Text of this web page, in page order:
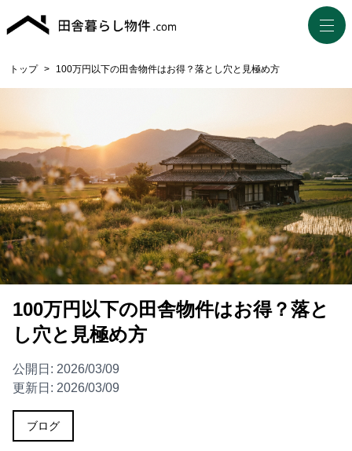
トップ > 100万円以下の田舎物件はお得？落とし穴と見極め方
100万円以下の田舎物件はお得？落と
し穴と見極め方
公開日: 2026/03/09
更新日: 2026/03/09
ブログ